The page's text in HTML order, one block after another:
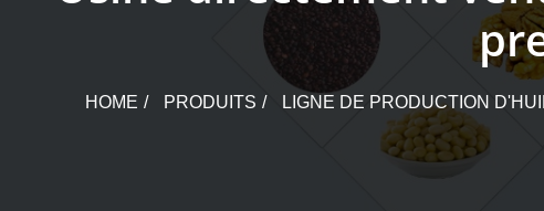
HOME PRODUITS LIGNE DE PRODUCTION